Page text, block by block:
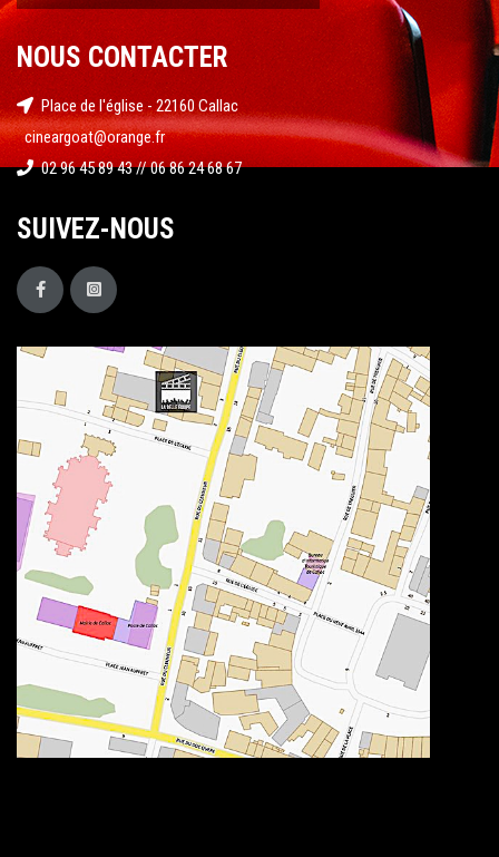
NOUS CONTACTER
Place de l'église - 22160 Callac
cineargoat@orange.fr
02 96 45 89 43 // 06 86 24 68 67
SUIVEZ-NOUS